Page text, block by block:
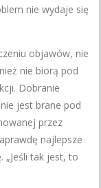
nie wydaje się
objawów, nie
nie biorą pod
Dobranie
jest brane pod
przez
najlepsze
„Jeśli tak jest, to